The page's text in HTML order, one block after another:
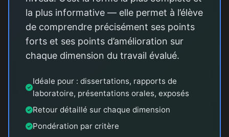
la plus informative — elle permet à l’élève
de comprendre précisément ses points
forts et ses points d’amélioration sur
chaque dimension du travail évalué.
Idéale pour : dissertations, rapports de
laboratoire, présentations orales, exposés
Retour détaillé sur chaque dimension
Pondération par critère